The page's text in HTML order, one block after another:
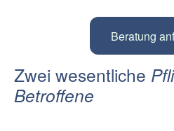
Beratung
Zwei wesentliche
Betroffene